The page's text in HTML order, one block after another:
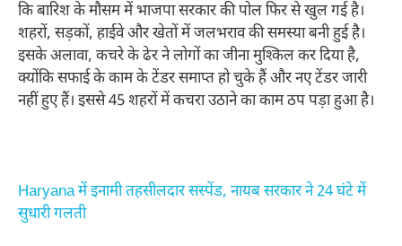
कि बारिश के मौसम में भाजपा सरकार की पोल फिर से खुल गई है।
शहरों, सड़कों, हाईवे और खेतों में जलभराव की समस्या बनी हुई है।
इसके अलावा, कचरे के ढेर ने लोगों का जीना मुश्किल कर दिया है,
क्योंकि सफाई के काम के टेंडर समाप्त हो चुके हैं और नए टेंडर जारी
नहीं हुए हैं। इससे 45 शहरों में कचरा उठाने का काम ठप पड़ा हुआ है।
Haryana में इनामी तहसीलदार सस्पेंड, नायब सरकार ने 24 घंटे में
सुधारी गलती